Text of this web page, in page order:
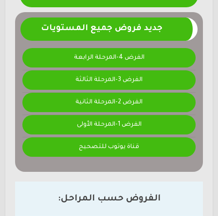
جديد فروض جميع المستويات
الفرض 4-المرحلة الرابعة
الفرض 3-المرحلة الثالثة
الفرض 2-المرحلة الثانية
الفرض 1-المرحلة الأولى
قناة يوتوب للتصحيح
الفروض حسب المراحل: